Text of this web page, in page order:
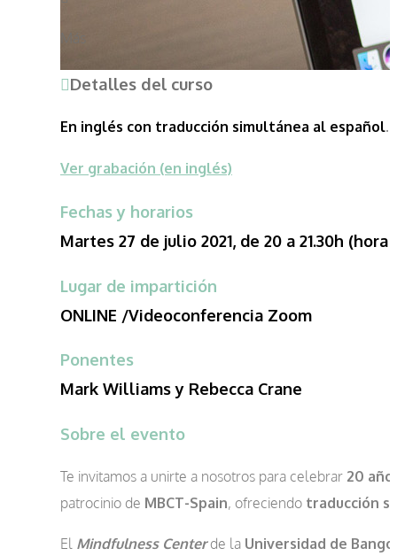
Detalles del curso
En inglés con traducción simultánea al español.
Ver grabación (en inglés)
Fechas y horarios
Martes 27 de julio 2021, de 20 a 21.30h
Lugar de impartición
ONLINE /Videoconferencia Zoom
Ponentes
Mark Williams y Rebecca Crane
Sobre el evento
Te invitamos a unirte a nosotros para celebrar 20
patrocinio de MBCT-Spain, ofreciendo traducción
El Mindfulness Centerde la Universidad de